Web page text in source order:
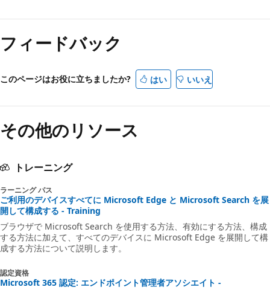
フィードバック
このページはお役に立ちましたか? はい いいえ
その他のリソース
トレーニング
ラーニング パス
ご利用のデバイスすべてに Microsoft Edge と Microsoft Search を展
開して構成する - Training
ブラウザで Microsoft Search を使用する方法、有効にする方法、構成
する方法に加えて、すべてのデバイスに Microsoft Edge を展開して構
成する方法について説明します。
認定資格
Microsoft 365 認定: エンドポイント管理者アソシエイト -